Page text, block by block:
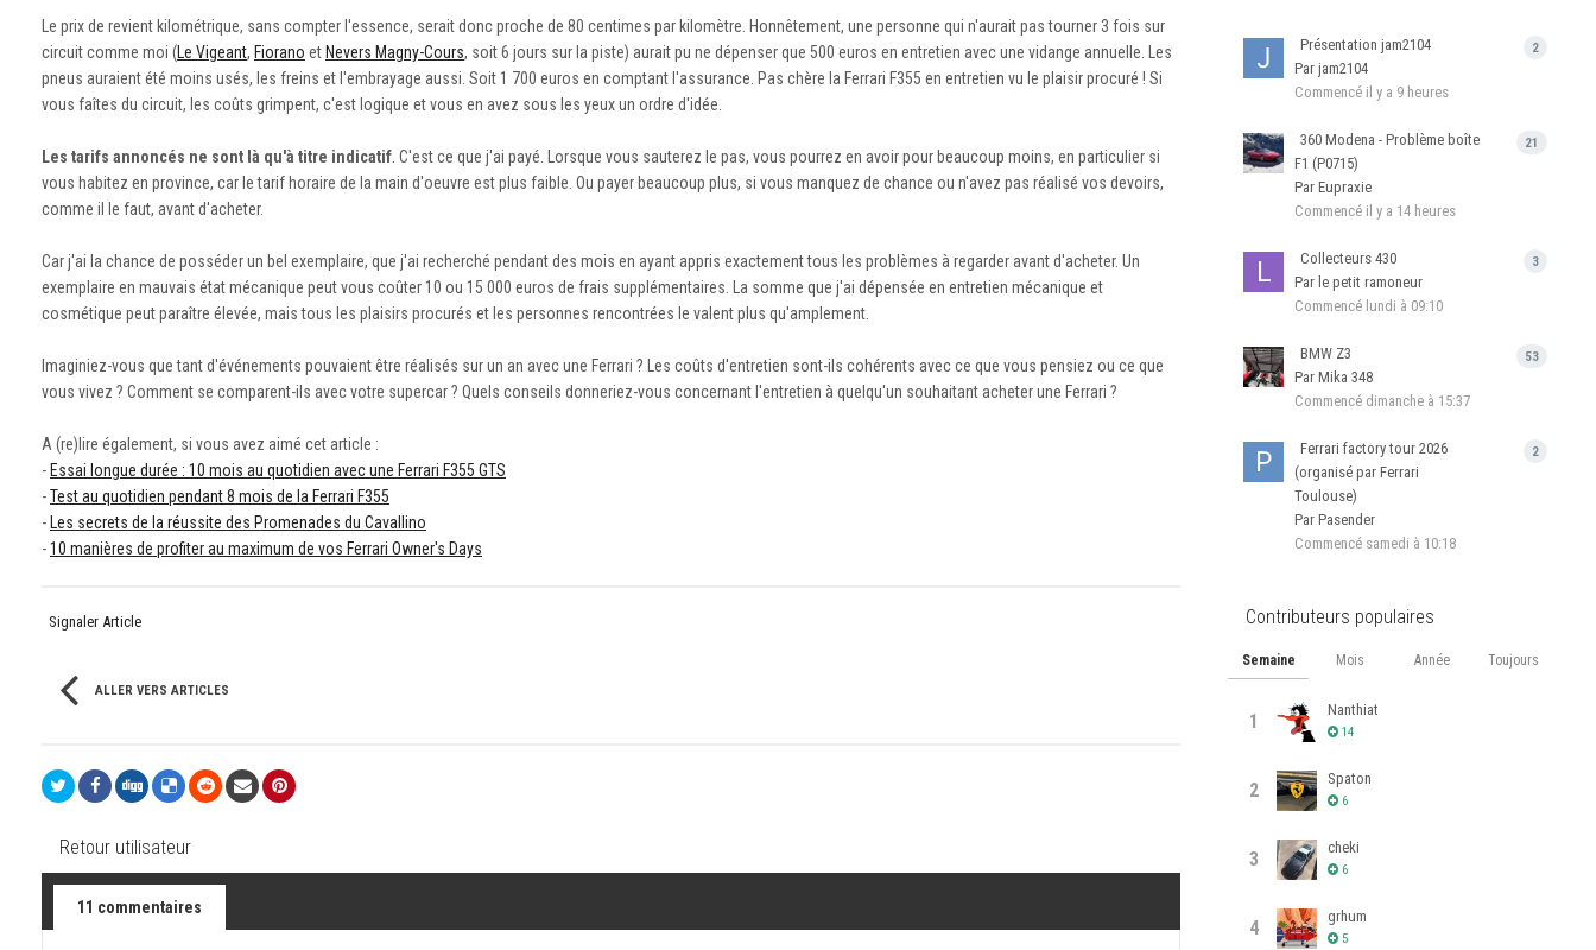
Le prix de revient kilométrique, sans compter l'essence, serait donc proche de 80 centimes par kilomètre. Honnêtement, une personne qui n'aurait pas tourner 3 fois sur
circuit comme moi (Le Vigeant, Fiorano etNevers Magny-Cours, soit 6 jours sur la piste) aurait pu ne dépenser que 500 euros en entretien avec une vidange annuelle. Les
pneus auraient été moins usés, les freins et l'embrayage aussi. Soit 1 700 euros en comptant l'assurance. Pas chère la Ferrari F355 en entretien vu le plaisir procuré ! Si
vous faîtes du circuit, les coûts grimpent, c'est logique et vous en avez sous les yeux un ordre d'idée.
Les tarifs annoncés ne sont là qu'à titre indicatif . C'est ce que j'ai payé. Lorsque vous sauterez le pas, vous pourrez en avoir pour beaucoup moins, en particulier si
vous habitez en province, car le tarif horaire de la main d'oeuvre est plus faible. Ou payer beaucoup plus, si vous manquez de chance ou n'avez pas réalisé vos devoirs,
comme il le faut, avant d'acheter.
Car j'ai la chance de posséder un bel exemplaire, que j'ai recherché pendant des mois en ayant appris exactement tous les problèmes à regarder avant d'acheter. Un
exemplaire en mauvais état mécanique peut vous coûter 10 ou 15 000 euros de frais supplémentaires. La somme que j'ai dépensée en entretien mécanique et
cosmétique peut paraître élevée, mais tous les plaisirs procurés et les personnes rencontrées le valent plus qu'amplement.
Imaginiez-vous que tant d'événements pouvaient être réalisés sur un an avec une Ferrari ? Les coûts d'entretien sont-ils cohérents avec ce que vous pensiez ou ce que
vous vivez ? Comment se comparent-ils avec votre supercar ? Quels conseils donneriez-vous concernant l'entretien à quelqu'un souhaitant acheter une Ferrari ?
A (re)lire également, si vous avez aimé cet article :
-Essai longue durée : 10 mois au quotidien avec une Ferrari F355 GTS
-Test au quotidien pendant 8 mois de la Ferrari F355
-Les secrets de la réussite des Promenades du Cavallino
-10 manières de profiter au maximum de vos Ferrari Owner's Days
Signaler Article
ALLER VERS ARTICLES
Retour utilisateur
11 commentaires
2
Présentation jam2104
Par jam2104
Commencé il y a 9 heures
21
360 Modena - Problème boîte
F1 (P0715)
Par Eupraxie
Commencé il y a 14 heures
3
Collecteurs 430
Par le petit ramoneur
Commencé lundi à 09:10
53
BMW Z3
Par Mika 348
Commencé dimanche à 15:37
2
Ferrari factory tour 2026
(organisé par Ferrari
Toulouse)
Par Pasender
Commencé samedi à 10:18
Contributeurs populaires
Semaine Mois Année Toujours
1
Nanthiat
14
2
Spaton
6
3
cheki
6
4
grhum
5